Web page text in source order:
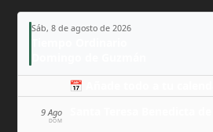
Sáb, 8 de agosto de 2026
📅 Añade todo a tu
9 Ago
DOM